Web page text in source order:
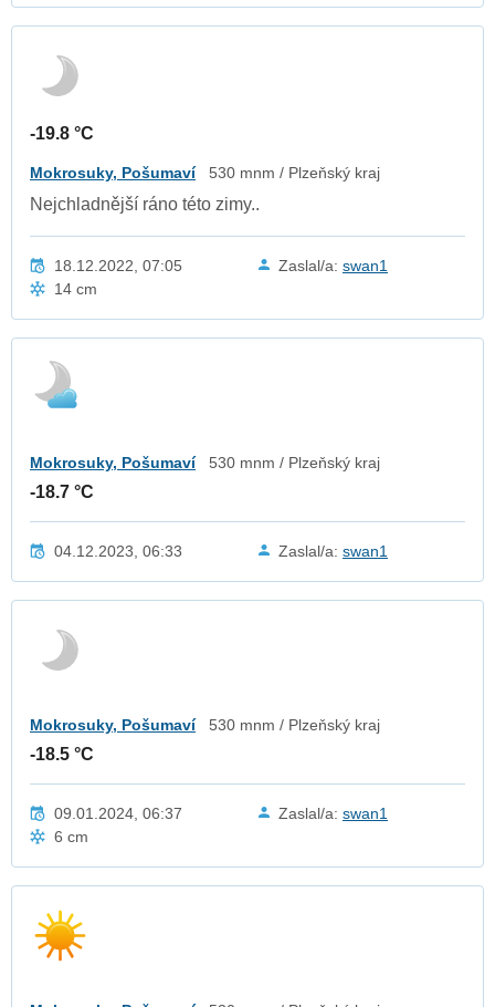
-19.8 °C
Mokrosuky, Pošumaví 530 mnm / Plzeňský kraj
Nejchladnější ráno této zimy..
18.12.2022, 07:05 Zaslal/a: swan1
14 cm
Mokrosuky, Pošumaví 530 mnm / Plzeňský kraj
-18.7 °C
04.12.2023, 06:33 Zaslal/a: swan1
Mokrosuky, Pošumaví 530 mnm / Plzeňský kraj
-18.5 °C
09.01.2024, 06:37 Zaslal/a: swan1
6 cm